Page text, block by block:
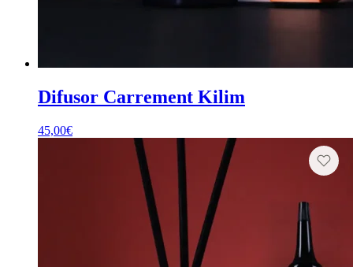
Difusor Carrement Kilim
45,00€